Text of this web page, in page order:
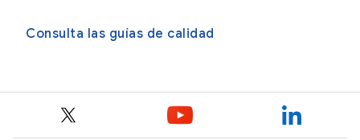
Consulta las guías de calidad